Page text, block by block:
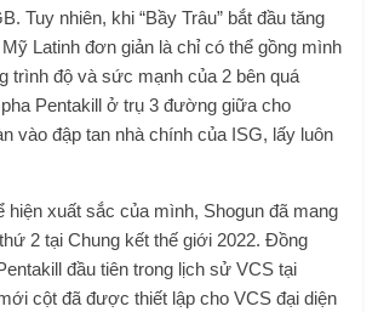
Tuy nhiên, khi “Bầy Trâu” bắt đầu tăng
Latinh đơn giản là chỉ có thể gồng mình
trình độ và sức mạnh của 2 bên quá
Pentakill ở trụ 3 đường giữa cho
vào đập tan nhà chính của ISG, lấy luôn
hiện xuất sắc của mình, Shogun đã mang
2 tại Chung kết thế giới 2022. Đồng
đầu tiên trong lịch sử VCS tại
cột đã được thiết lập cho VCS đại diện